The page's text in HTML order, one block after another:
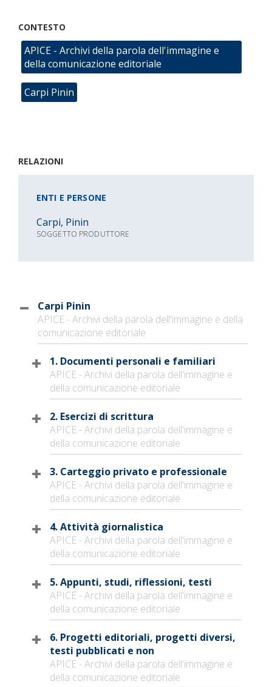
CONTESTO
APICE - Archivi della parola dell'immagine e
della comunicazione editoriale
Carpi Pinin
RELAZIONI
ENTI E PERSONE
Carpi, Pinin
SOGGETTO PRODUTTORE
Carpi Pinin
APICE - Archivi della parola dell'immagine e della
comunicazione editoriale
1. Documenti personali e familiari
APICE - Archivi della parola dell'immagine e
della comunicazione editoriale
2. Esercizi di scrittura
APICE - Archivi della parola dell'immagine e
della comunicazione editoriale
3. Carteggio privato e professionale
APICE - Archivi della parola dell'immagine e
della comunicazione editoriale
4. Attività giornalistica
APICE - Archivi della parola dell'immagine e
della comunicazione editoriale
5. Appunti, studi, riflessioni, testi
APICE - Archivi della parola dell'immagine e
della comunicazione editoriale
6. Progetti editoriali, progetti diversi,
testi pubblicati e non
APICE - Archivi della parola dell'immagine e
della comunicazione editoriale